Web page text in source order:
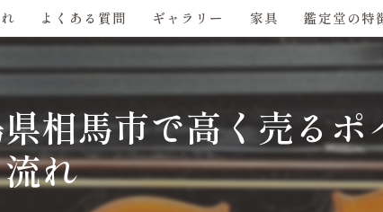
よくある質問 ギャラリー 家具 鑑定堂の特
家電
人形
ブランド品
不用品回収
相馬市で高く売るポ
流れ